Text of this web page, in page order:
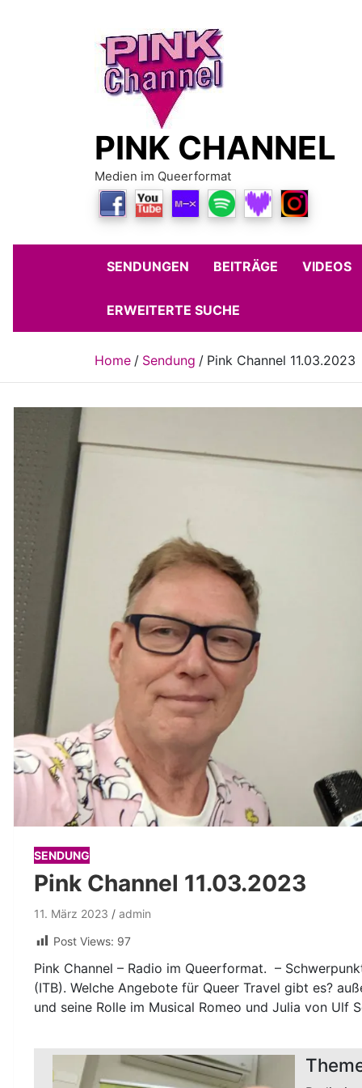
PINK CHANNEL
Medien im Queerformat
SENDUNGEN BEITRÄGE VIDEOS
ERWEITERTE SUCHE
Home Sendung Pink Channel 11.03.2023
SENDUNG
Pink Channel 11.03.2023
11. März 2023
admin
Post Views: 97
Pink Channel – Radio im Queerformat. –
(ITB). Welche Angebote für Queer Travel gibt es?
und seine Rolle im Musical Romeo und Julia von Ulf